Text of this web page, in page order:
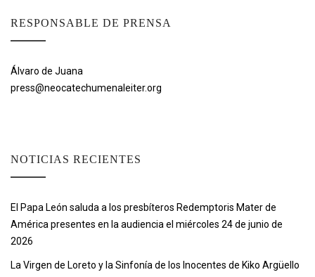
RESPONSABLE DE PRENSA
Álvaro de Juana
press@neocatechumenaleiter.org
NOTICIAS RECIENTES
El Papa León saluda a los presbíteros Redemptoris Mater de
América presentes en la audiencia el miércoles 24 de junio de
2026
La Virgen de Loreto y la Sinfonía de los Inocentes de Kiko Argüello